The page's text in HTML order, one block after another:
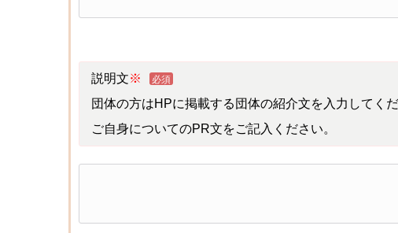
説明文※ 必須
団体の方はHPに掲載する団体の紹介文を入力してく
ご自身についてのPR文をご記入ください。